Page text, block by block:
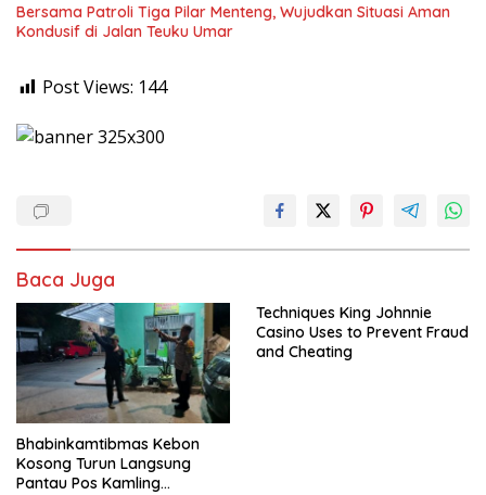
Bersama Patroli Tiga Pilar Menteng, Wujudkan Situasi Aman
Kondusif di Jalan Teuku Umar
Post Views: 144
Baca Juga
Bhabinkamtibmas Kebon
Kosong Turun Langsung
Pantau Pos Kamling
Techniques King Johnnie
Casino Uses to Prevent Fraud
and Cheating